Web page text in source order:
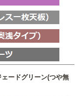
ードグリーン(つや無